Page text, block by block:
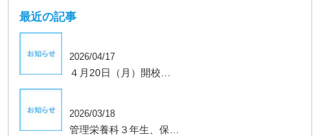
最近の記事
2026/04/17
４月20日（月）開校…
2026/03/18
管理栄養科３年生、保…